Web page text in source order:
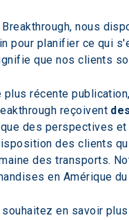
Breakthrough, nous
pour planifier ce qui
que nos clients
plus récente
reçoivent
des perspectives
des clients
des transports.
en Amérique
souhaitez en savoir